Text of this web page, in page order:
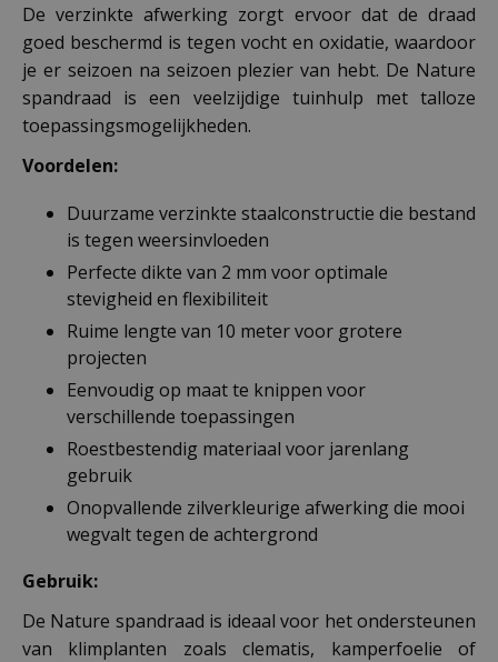
De verzinkte afwerking zorgt ervoor dat de draad
goed beschermd is tegen vocht en oxidatie, waardoor
je er seizoen na seizoen plezier van hebt. De Nature
spandraad is een veelzijdige tuinhulp met talloze
toepassingsmogelijkheden.
Voordelen:
Duurzame verzinkte staalconstructie die bestand
is tegen weersinvloeden
Perfecte dikte van 2 mm voor optimale
stevigheid en flexibiliteit
Ruime lengte van 10 meter voor grotere
projecten
Eenvoudig op maat te knippen voor
verschillende toepassingen
Roestbestendig materiaal voor jarenlang
gebruik
Onopvallende zilverkleurige afwerking die mooi
wegvalt tegen de achtergrond
Gebruik:
De Nature spandraad is ideaal voor het ondersteunen
van klimplanten zoals clematis, kamperfoelie of